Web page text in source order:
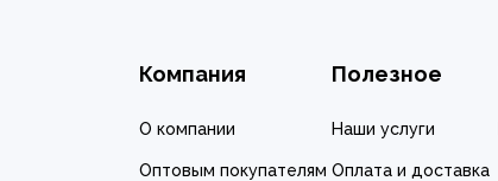
Компания
О компании
Оптовым покупателям
Полезное
Наши услуги
Оплата и доставка